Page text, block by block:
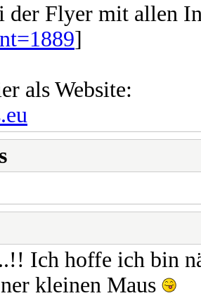
der Flyer mit allen
]
als Website:
Ich hoffe ich bin
kleinen Maus